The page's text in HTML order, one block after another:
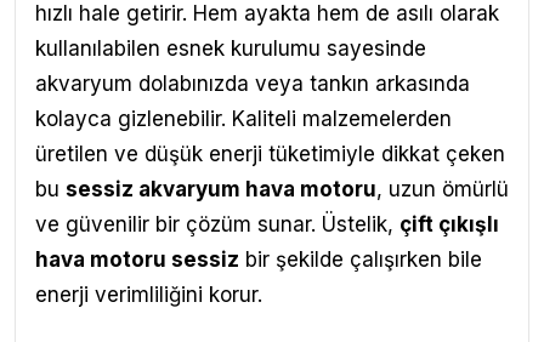
hızlı hale getirir. Hem ayakta hem de asılı olarak
kullanılabilen esnek kurulumu sayesinde
akvaryum dolabınızda veya tankın arkasında
kolayca gizlenebilir. Kaliteli malzemelerden
üretilen ve düşük enerji tüketimiyle dikkat çeken
bu sessiz akvaryum hava motoru, uzun ömürlü
ve güvenilir bir çözüm sunar. Üstelik, çift çıkışlı
hava motoru sessiz bir şekilde çalışırken bile
enerji verimliliğini korur.